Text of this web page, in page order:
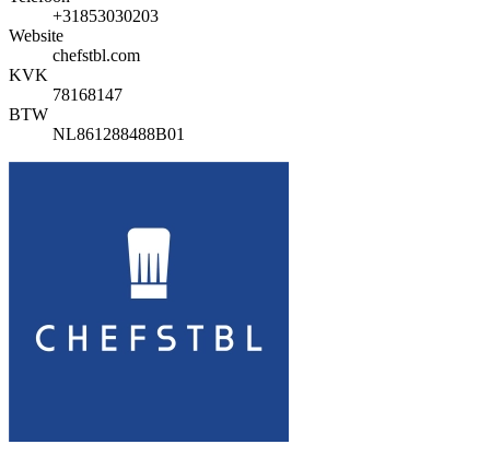
+31853030203
Website
chefstbl.com
KVK
78168147
BTW
NL861288488B01